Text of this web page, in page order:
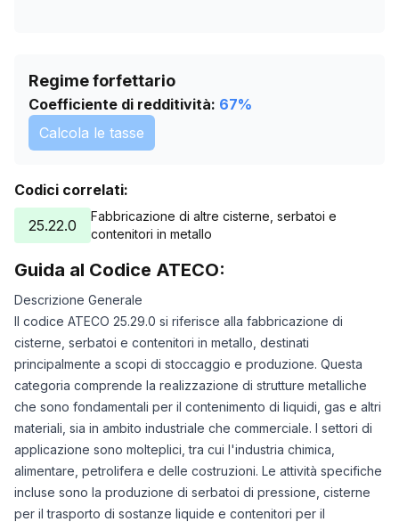
Regime forfettario
Coefficiente di redditività: 67%
Calcola le tasse
Codici correlati:
25.22.0
Fabbricazione di altre cisterne, serbatoi e
contenitori in metallo
Guida al Codice ATECO:
Descrizione Generale
Il codice ATECO 25.29.0 si riferisce alla fabbricazione di
cisterne, serbatoi e contenitori in metallo, destinati
principalmente a scopi di stoccaggio e produzione. Questa
categoria comprende la realizzazione di strutture metalliche
che sono fondamentali per il contenimento di liquidi, gas e altri
materiali, sia in ambito industriale che commerciale. I settori di
applicazione sono molteplici, tra cui l'industria chimica,
alimentare, petrolifera e delle costruzioni. Le attività specifiche
incluse sono la produzione di serbatoi di pressione, cisterne
per il trasporto di sostanze liquide e contenitori per il